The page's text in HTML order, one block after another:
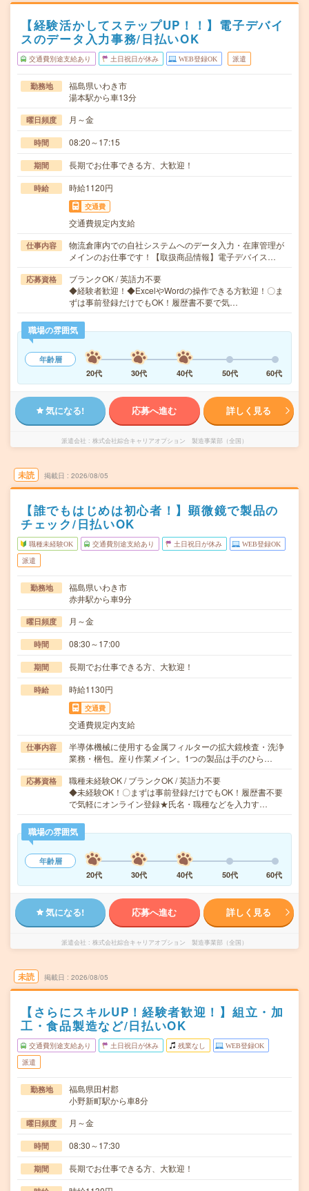
【経験活かしてステップUP！！】電子デバイ
スのデータ入力事務/日払いOK
交通費別途支給あり 土日祝日が休み WEB登録OK 派遣
勤務地
福島県いわき市
湯本駅から車13分
曜日頻度 月～金
時間 08:20～17:15
期間 長期でお仕事できる方、大歓迎！
時給 時給1120円
交通費
交通費規定内支給
仕事内容
物流倉庫内での自社システムへのデータ入力・在庫管理が
メインのお仕事です！【取扱商品情報】電子デバイス…
応募資格
ブランクOK / 英語力不要
◆経験者歓迎！◆ExcelやWordの操作できる方歓迎！〇ま
ずは事前登録だけでもOK！履歴書不要で気…
職場の雰囲気
年齢層
20代
30代 40代 50代 60代
気になる! 応募へ進む 詳しく見る
派遣会社 株式会社綜合キャリアオプション 製造事業部（全国）
未読 掲載日 2026/08/05
【誰でもはじめは初心者！】顕微鏡で製品の
チェック/日払いOK
職種未経験OK 交通費別途支給あり 土日祝日が休み WEB登録OK
派遣
勤務地
福島県いわき市
赤井駅から車9分
曜日頻度 月～金
時間 08:30～17:00
期間 長期でお仕事できる方、大歓迎！
時給 時給1130円
交通費
交通費規定内支給
仕事内容
半導体機械に使用する金属フィルターの拡大鏡検査・洗浄
業務・梱包。座り作業メイン。1つの製品は手のひら…
応募資格
職種未経験OK / ブランクOK / 英語力不要
◆未経験OK！〇まずは事前登録だけでもOK！履歴書不要
で気軽にオンライン登録★氏名・職種などを入力す…
職場の雰囲気
年齢層
20代
30代 40代 50代 60代
気になる! 応募へ進む 詳しく見る
派遣会社 株式会社綜合キャリアオプション 製造事業部（全国）
未読 掲載日 2026/08/05
【さらにスキルUP！経験者歓迎！】組立・加
工・食品製造など/日払いOK
交通費別途支給あり 土日祝日が休み 残業なし WEB登録OK
派遣
勤務地
福島県田村郡
小野新町駅から車8分
曜日頻度 月～金
時間 08:30～17:30
期間 長期でお仕事できる方、大歓迎！